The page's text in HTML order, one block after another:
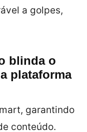
a golpes,
blinda o
plataforma
garantindo
conteúdo.